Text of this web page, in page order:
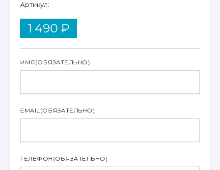
1 490 ₽
ИМЯ (ОБЯЗАТЕЛЬНО)
EMAIL(ОБЯЗАТЕЛЬНО)
ТЕЛЕФОН (ОБЯЗАТЕЛЬНО)
Артикул: